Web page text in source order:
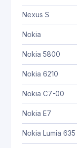
Nexus S
Nokia
Nokia 5800
Nokia 6210
Nokia C7-00
Nokia E7
Nokia Lumia 635